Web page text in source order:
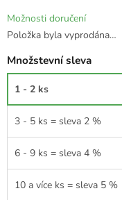
Možnosti doručení
Položka byla vyprodána…
Množstevní sleva
1 - 2 ks
3 - 5 ks = sleva 2 %
6 - 9 ks = sleva 4 %
10 a více ks = sleva 5 %